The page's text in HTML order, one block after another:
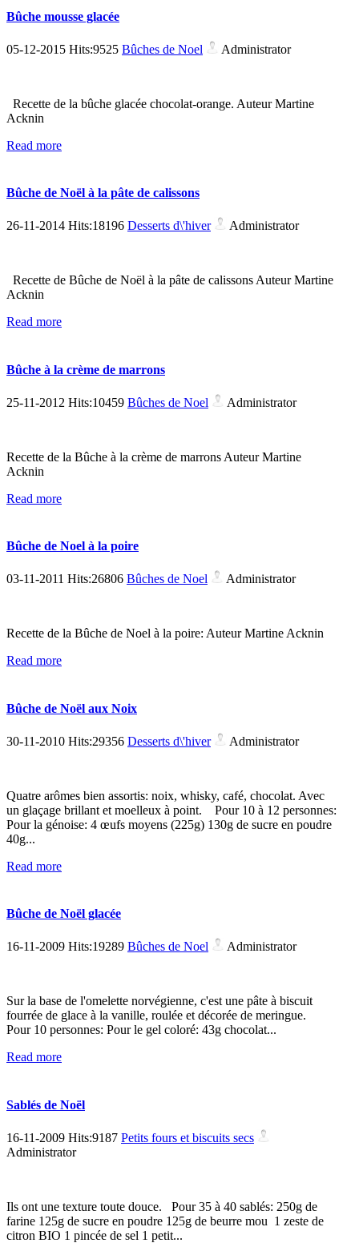
Bûche mousse glacée
05-12-2015 Hits:9525 Bûches de Noel Administrator
Recette de la bûche glacée chocolat-orange. Auteur Martine
Acknin
Read more
Bûche de Noël à la pâte de calissons
26-11-2014 Hits:18196 Desserts d\'hiver Administrator
Recette de Bûche de Noël à la pâte de calissons Auteur Martine
Acknin
Read more
Bûche à la crème de marrons
25-11-2012 Hits:10459 Bûches de Noel Administrator
Recette de la Bûche à la crème de marrons Auteur Martine
Acknin
Read more
Bûche de Noel à la poire
03-11-2011 Hits:26806 Bûches de Noel Administrator
Recette de la Bûche de Noel à la poire: Auteur Martine Acknin
Read more
Bûche de Noël aux Noix
30-11-2010 Hits:29356 Desserts d\'hiver Administrator
Quatre arômes bien assortis: noix, whisky, café, chocolat. Avec
un glaçage brillant et moelleux à point. Pour 10 à 12 personnes:
Pour la génoise: 4 œufs moyens (225g) 130g de sucre en poudre
40g...
Read more
Bûche de Noël glacée
16-11-2009 Hits:19289 Bûches de Noel Administrator
Sur la base de l'omelette norvégienne, c'est une pâte à biscuit
fourrée de glace à la vanille, roulée et décorée de meringue.
Pour 10 personnes: Pour le gel coloré: 43g chocolat...
Read more
Sablés de Noël
16-11-2009 Hits:9187 Petits fours et biscuits secs
Administrator
Ils ont une texture toute douce. Pour 35 à 40 sablés: 250g de
farine 125g de sucre en poudre 125g de beurre mou 1 zeste de
citron BIO 1 pincée de sel 1 petit...